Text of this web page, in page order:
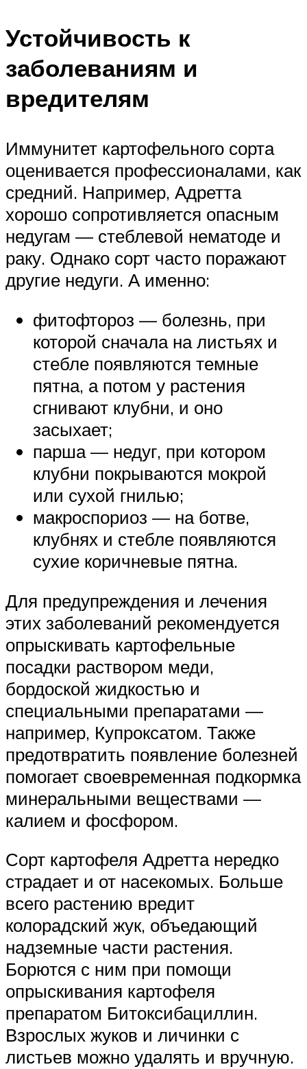
Устойчивость к
заболеваниям и
вредителям
Иммунитет картофельного сорта
оценивается профессионалами, как
средний. Например, Адретта
хорошо сопротивляется опасным
недугам — стеблевой нематоде и
раку. Однако сорт часто поражают
другие недуги. А именно:
фитофтороз — болезнь, при
которой сначала на листьях и
стебле появляются темные
пятна, а потом у растения
сгнивают клубни, и оно
засыхает;
парша — недуг, при котором
клубни покрываются мокрой
или сухой гнилью;
макроспориоз — на ботве,
клубнях и стебле появляются
сухие коричневые пятна.
Для предупреждения и лечения
этих заболеваний рекомендуется
опрыскивать картофельные
посадки раствором меди,
бордоской жидкостью и
специальными препаратами —
например, Купроксатом. Также
предотвратить появление болезней
помогает своевременная подкормка
минеральными веществами —
калием и фосфором.
Сорт картофеля Адретта нередко
страдает и от насекомых. Больше
всего растению вредит
колорадский жук, объедающий
надземные части растения.
Борются с ним при помощи
опрыскивания картофеля
препаратом Битоксибациллин.
Взрослых жуков и личинки с
листьев можно удалять и вручную.